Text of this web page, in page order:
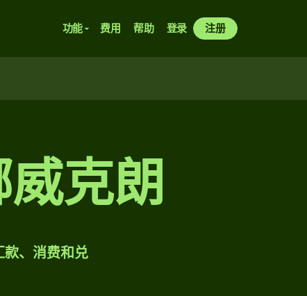
功能 费用 帮助 登录 注册
克朗
、消费和兑